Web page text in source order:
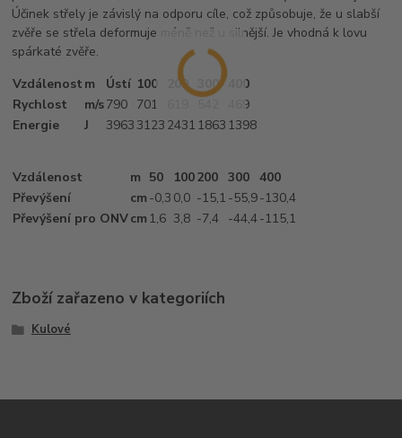
Účinek střely je závislý na odporu cíle, což způsobuje, že u slabší
zvěře se střela deformuje méně než u silnější. Je vhodná k lovu
spárkaté zvěře.
Vzdálenost m Ústí 100 200 300
400
Rychlost
m/s790 701
469
Energie
J 39633123 2431 1863 1398
Vzdálenost m 50 100200 300 400
Převýšení
cm -0,3 0,0 -15,1 -55,9-130,4
Převýšení pro ONVcm 1,6 3,8 -7,4 -44,4-115,1
Zboží zařazeno v kategoriích
Kulové